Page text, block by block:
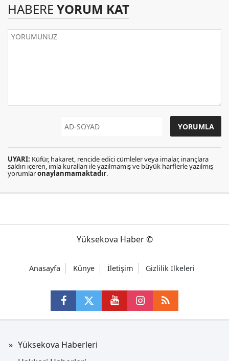
HABERE YORUM KAT
UYARI: Küfür, hakaret, rencide edici cümleler veya imalar, inançlara
saldırı içeren, imla kuralları ile yazılmamış ve büyük harflerle yazılmış
yorumlaronaylanmamaktadır.
Yüksekova Haber ©
Anasayfa Künye İletişim Gizlilik İlkeleri
Yüksekova Haberleri